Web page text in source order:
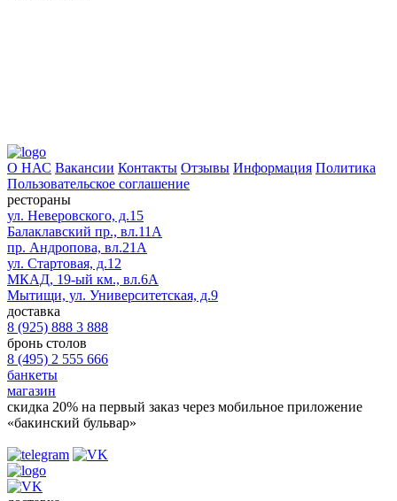
О НАС Вакансии Контакты Отзывы Информация Политика
Пользовательское соглашение
рестораны
ул. Неверовского, д.15
Балаклавский пр., вл.11А
пр. Андропова, вл.21А
ул. Стартовая, д.12
МКАД, 19-ый км., вл.6А
Мытищи, ул. Университетская, д.9
доставка
8 (925) 888 3 888
бронь столов
8 (495) 2 555 666
банкеты
магазин
скидка 20% на первый заказ через мобильное приложение
«бакинский бульвар»